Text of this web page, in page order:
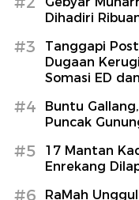
Dihadiri
#3
Tanggapi
Dugaan
Somasi ED
#4
Buntu
Puncak
#5
17 Mantan
Enrekang
#6 RaMah